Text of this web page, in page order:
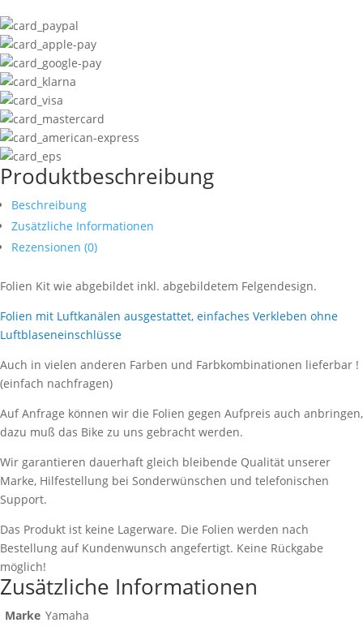
Produktbeschreibung
Beschreibung
Zusätzliche Informationen
Rezensionen (0)
Folien Kit wie abgebildet inkl. abgebildetem Felgendesign.
Folien mit Luftkanälen ausgestattet, einfaches Verkleben ohne
Luftblaseneinschlüsse
Auch in vielen anderen Farben und Farbkombinationen lieferbar !
(einfach nachfragen)
Auf Anfrage können wir die Folien gegen Aufpreis auch anbringen,
dazu muß das Bike zu uns gebracht werden.
Wir garantieren dauerhaft gleich bleibende Qualität unserer
Marke, Hilfestellung bei Sonderwünschen und telefonischen
Support.
Das Produkt ist keine Lagerware. Die Folien werden nach
Bestellung auf Kundenwunsch angefertigt. Keine Rückgabe
möglich!
Zusätzliche Informationen
Marke Yamaha